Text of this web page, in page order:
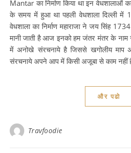
Mantar का निर्माण किया था इन वेधशालाओं
के समय में हुआ था पहली वेधशाला दिल्ली में
वेधशाला का निर्माण महाराजा ने जय सिंह
मानी जाती है आज इनको हम जंतर मंतर के नाम
में अनोखे संरचनाये है जिससे खगोलीय माप
संरचनाये अपने आप में किसी अजूबा से काम नहीं है
और पढो
Travfoodie